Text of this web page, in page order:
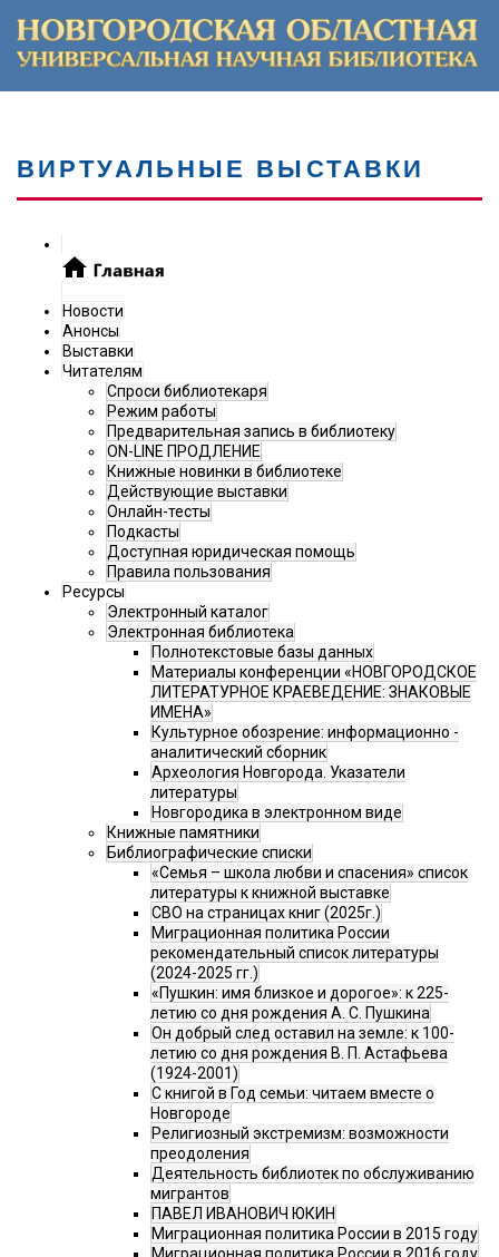
ВИРТУАЛЬНЫЕ ВЫСТАВКИ
Новости
Анонсы
Выставки
Читателям
Спроси библиотекаря
Режим работы
Предварительная запись в библиотеку
ON-LINE ПРОДЛЕНИЕ
Книжные новинки в библиотеке
Действующие выставки
Онлайн-тесты
Подкасты
Доступная юридическая помощь
Правила пользования
Ресурсы
Электронный каталог
Электронная библиотека
Полнотекстовые базы данных
Материалы конференции «НОВГОРОДСКОЕ
ЛИТЕРАТУРНОЕ КРАЕВЕДЕНИЕ: ЗНАКОВЫЕ
ИМЕНА»
Культурное обозрение: информационно -
аналитический сборник
Археология Новгорода. Указатели
литературы
Новгородика в электронном виде
Книжные памятники
Библиографические списки
«Семья – школа любви и спасения» список
литературы к книжной выставке
СВО на страницах книг (2025г.)
Миграционная политика России
рекомендательный список литературы
(2024-2025 гг.)
«Пушкин: имя близкое и дорогое»: к 225-
летию со дня рождения А. С. Пушкина
Он добрый след оставил на земле: к 100-
летию со дня рождения В. П. Астафьева
(1924-2001)
С книгой в Год семьи: читаем вместе о
Новгороде
Религиозный экстремизм: возможности
преодоления
Деятельность библиотек по обслуживанию
мигрантов
ПАВЕЛ ИВАНОВИЧ ЮКИН
Миграционная политика России в 2015 году